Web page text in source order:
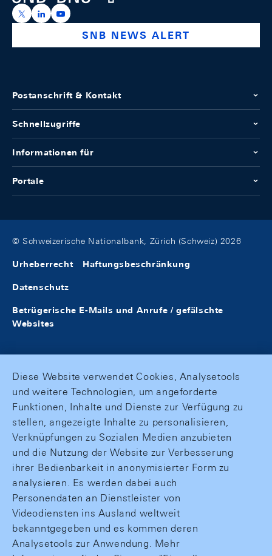
https://x.com/snb_bns
https://ch.linkedin.com/company/swiss-national-
https://www.youtube.com/@swissnationalbank
SNB NEWS ALERT
Postanschrift & Kontakt
Schnellzugriffe
Informationen für
Portale
© Schweizerische Nationalbank, Zürich (Schweiz) 2026
Urheberrecht Haftungsbeschränkung
Datenschutz
Betrügerische E-Mails und Anrufe / gefälschte
Websites
Diese Website verwendet Cookies, Analysetools
und weitere Technologien, um angeforderte
Funktionen, Inhalte und Dienste zur Verfügung zu
stellen, angezeigte Inhalte zu personalisieren,
Verknüpfungen zu Sozialen Medien anzubieten
und die Nutzung der Website zur Verbesserung
ihrer Bedienbarkeit in anonymisierter Form zu
analysieren. Es werden dabei auch
Personendaten an Dienstleister von
Videodiensten ins Ausland weltweit
bekanntgegeben und es kommen deren
Analysetools zur Anwendung. Mehr